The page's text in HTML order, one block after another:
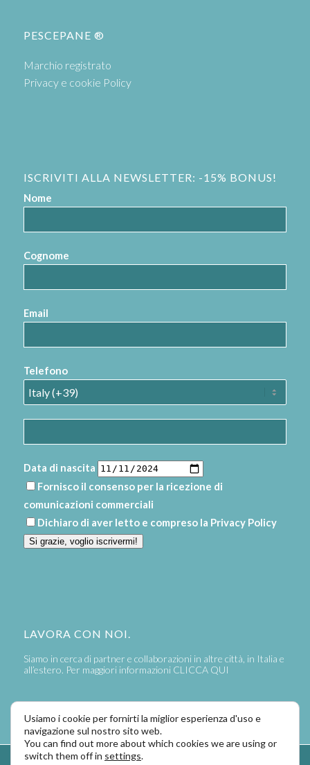
PESCEPANE ®
Marchio registrato
Privacy e cookie Policy
ISCRIVITI ALLA NEWSLETTER: -15% BONUS!
Nome
Cognome
Email
Telefono
Data di nascita
Fornisco il consenso per la ricezione di
comunicazioni commerciali
Dichiaro di aver letto e compreso la Privacy Policy
Si grazie, voglio iscrivermi!
LAVORA CON NOI.
Siamo in cerca di partner e collaborazioni in altre città, in Italia e
all’estero. Per maggiori informazioni CLICCA QUI
Usiamo i cookie per fornirti la miglior esperienza d'uso e
navigazione sul nostro sito web.
You can find out more about which cookies we are using or
switch them off in settings.